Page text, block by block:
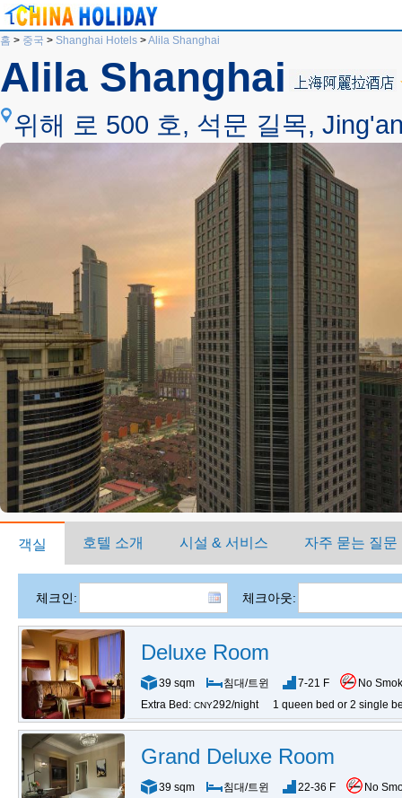
홈 > 중국 > Shanghai Hotels >Alila Shanghai
Alila Shanghai
위해 로 500 호, 석문 길목,
객실 호텔 소개 시설 & 서비스 자주 묻는 질문
체크인: 체크아웃:
Deluxe Room
39 sqm 침대/트윈 7-21 F
No
Extra Bed: CNY292/night 1 queen bed or 2 single
Grand Deluxe Room
39 sqm 침대/트윈 22-36 F
No